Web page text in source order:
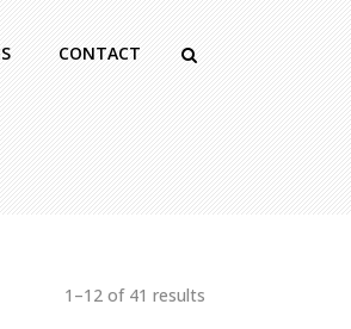
CONTACT
1–12 of 41 results